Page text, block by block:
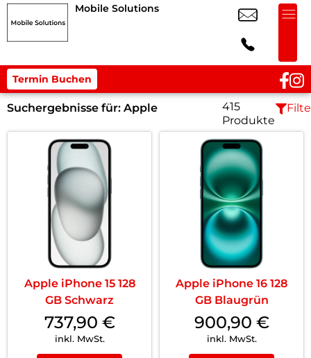
Mobile Solutions
Termin Buchen
Suchergebnisse für: Apple
415
Produkte
Apple iPhone 15 128
GB Schwarz
737,90 €
inkl. MwSt.
Apple iPhone 16 128
GB Blaugrün
900,90 €
inkl. MwSt.